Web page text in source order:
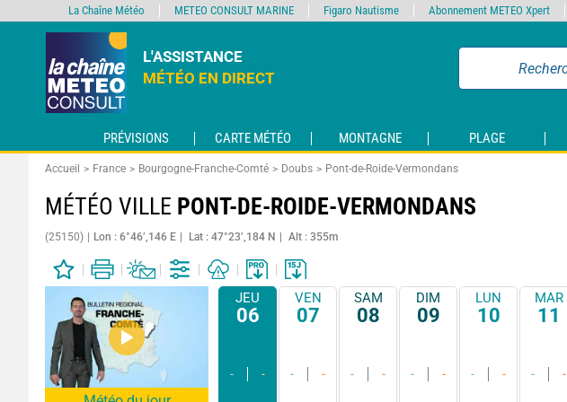
L'ASSISTANCE
MÉTÉO EN DIRECT
PRÉVISIONS CARTE MÉTÉO MONTAGNE PLAGE
Accueil France Bourgogne-Franche-Comté Doubs Pont-de-Roide-Vermondans
MÉTÉO VILLE PONT-DE-ROIDE-VERMONDANS
(25150) Lon : 6°46’,146 E Lat : 47°23’,184 N Alt : 355m
JEU
06
- -
VEN
07
- -
SAM
08
- -
DIM
09
- -
LUN
10
- -
MAR
11
- -
La Chaîne Météo METEO CONSULT MARINE Figaro Nautisme Abonnement METEO Xpert